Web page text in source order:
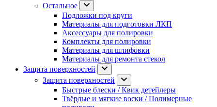
Остальное
Подложки под круги
Материалы для подготовки ЛКП
Аксессуары для полировки
Комплекты для полировки
Материалы для шлифовки
Материалы для ремонта стекол
Защита поверхностей
Защита поверхностей
Быстрые блески / Квик детейлеры
Твёрдые и мягкие воски / Полимерные